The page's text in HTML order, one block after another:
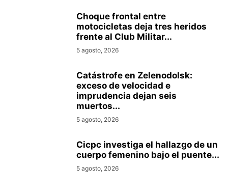
Choque frontal entre
motocicletas deja tres heridos
frente al Club Militar...
5 agosto, 2026
Catástrofe en Zelenodolsk:
exceso de velocidad e
imprudencia dejan seis
muertos...
5 agosto, 2026
Cicpc investiga el hallazgo de un
cuerpo femenino bajo el puente...
5 agosto, 2026